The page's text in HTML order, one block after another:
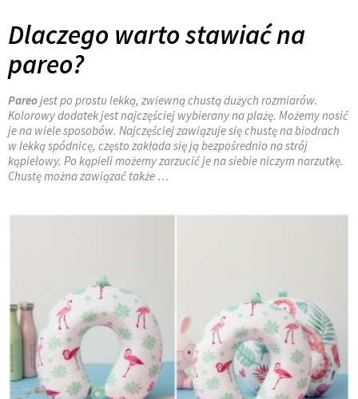
Dlaczego warto stawiać na
pareo?
Pareojest po prostu lekką, zwiewną chustą dużych rozmiarów.
Kolorowy dodatek jest najczęściej wybierany na plażę. Możemy nosić
je na wiele sposobów. Najczęściej zawiązuje się chustę na biodrach
w lekką spódnicę, często zakłada się ją bezpośrednio na strój
kąpielowy. Po kąpieli możemy zarzucić je na siebie niczym narzutkę.
Chustę można zawiązać także …